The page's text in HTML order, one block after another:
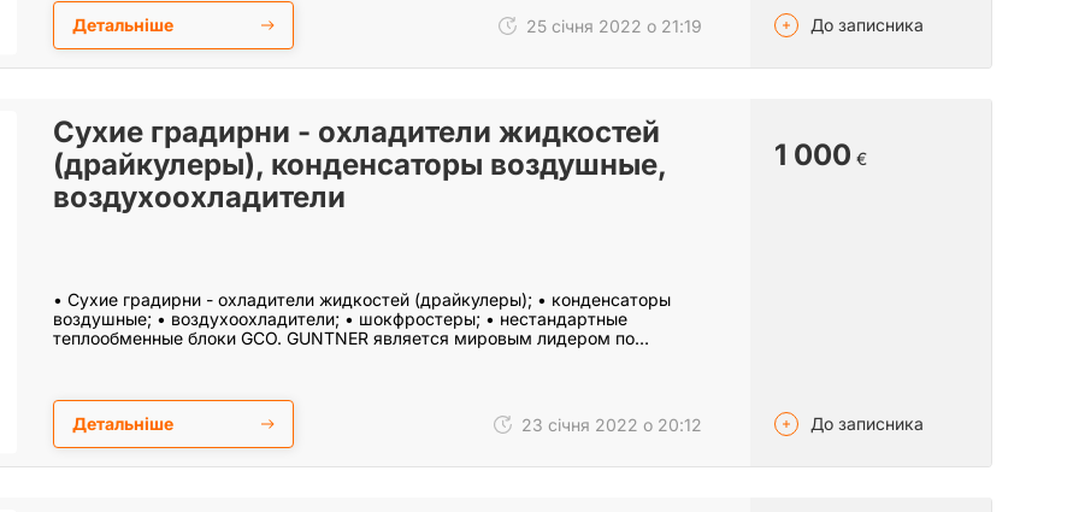
Детальніше 25 січня 2022 о 21:19 До записника
Сухие градирни - охладители жидкостей
(драйкулеры), конденсаторы воздушные,
воздухоохладители
• Сухие градирни - охладители жидкостей (драйкулеры); • конденсаторы
воздушные; • воздухоохладители; • шокфростеры; • нестандартные
теплообменные блоки GCO. GUNTNER является мировым лидером по…
Детальніше 23 січня 2022 о 20:12
1 000 €
До записника